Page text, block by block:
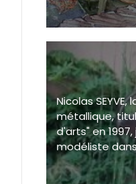
Nicolas
métallique,
d'arts" en
modéliste